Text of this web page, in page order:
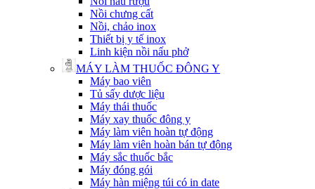
Nồi chưng cất
Nồi, chảo inox
Thiết bị y tế inox
Linh kiện nồi nấu phở
MÁY LÀM THUỐC ĐÔNG Y
Máy bao viên
Tủ sấy dược liệu
Máy thái thuốc
Máy xay thuốc đông y
Máy làm viên hoàn tự động
Máy làm viên hoàn bán tự động
Máy sắc thuốc bắc
Máy đóng gói
Máy hàn miệng túi có in date